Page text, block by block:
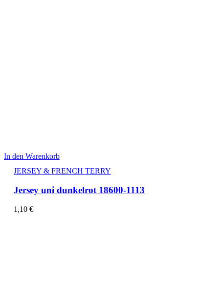
In den Warenkorb
JERSEY & FRENCH TERRY
Jersey uni dunkelrot 18600-1113
1,10 €